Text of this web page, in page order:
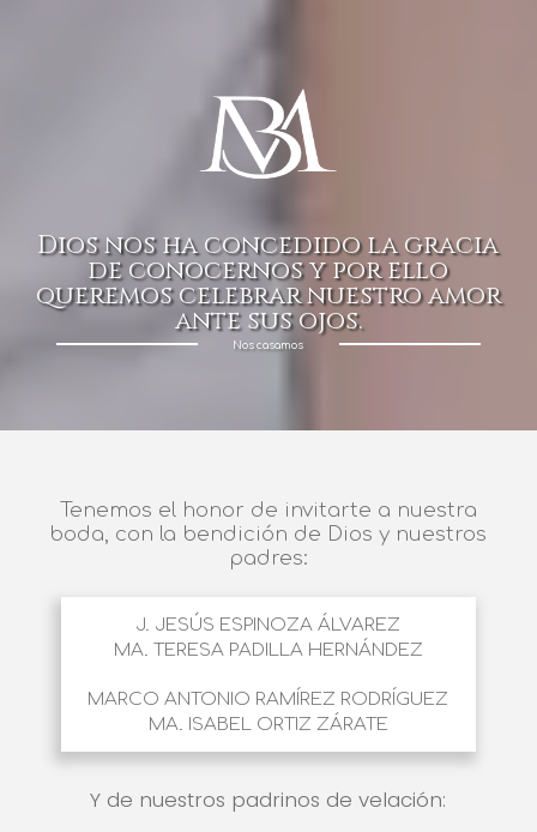
Dios nos ha concedido la gracia
de conocernos y por ello
queremos celebrar nuestro amor
ante sus ojos.
Nos casamos
Tenemos el honor de invitarte a nuestra
boda, con la bendición de Dios y nuestros
padres:
J. JESÚS ESPINOZA ÁLVAREZ
MA. TERESA PADILLA HERNÁNDEZ
MARCO ANTONIO RAMÍREZ RODRÍGUEZ
MA. ISABEL ORTIZ ZÁRATE
Y de nuestros padrinos de velación: